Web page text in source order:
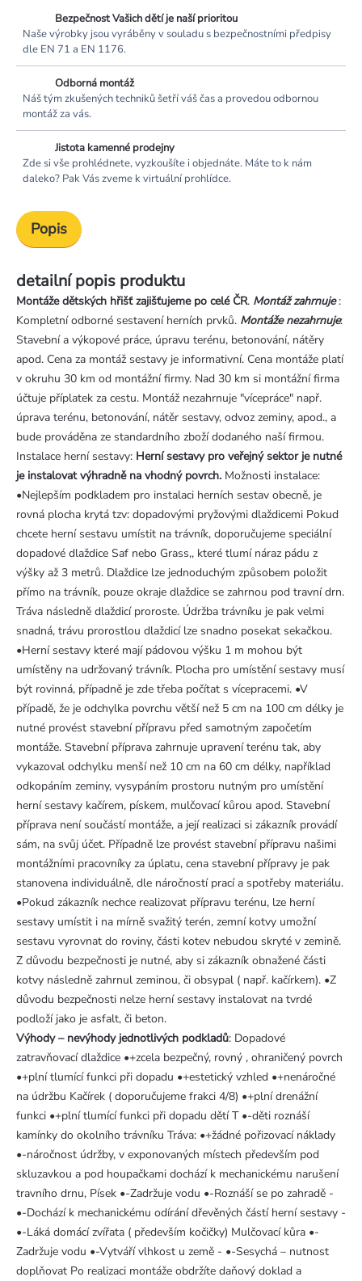
Bezpečnost Vašich dětí je naší prioritou
Naše výrobky jsou vyráběny v souladu s bezpečnostními předpisy
dle EN 71 a EN 1176.
Odborná montáž
Náš tým zkušených techniků šetří váš čas a provedou odbornou
montáž za vás.
Jistota kamenné prodejny
Zde si vše prohlédnete, vyzkoušíte i objednáte. Máte to k nám
daleko? Pak Vás zveme k virtuální prohlídce.
Popis
detailní popis produktu
Montáže dětských hřišť zajišťujeme po celé ČR. Montáž zahrnuje:
Kompletní odborné sestavení herních prvků. Montáže nezahrnuje:
Stavební a výkopové práce, úpravu terénu, betonování, nátěry
apod. Cena za montáž sestavy je informativní. Cena montáže platí
v okruhu 30 km od montážní firmy. Nad 30 km si montážní firma
účtuje příplatek za cestu. Montáž nezahrnuje "vícepráce" např.
úprava terénu, betonování, nátěr sestavy, odvoz zeminy, apod., a
bude prováděna ze standardního zboží dodaného naší firmou.
Instalace herní sestavy: Herní sestavy pro veřejný sektor je nutné
je instalovat výhradně na vhodný povrch. Možnosti instalace:
•Nejlepším podkladem pro instalaci herních sestav obecně, je
rovná plocha krytá tzv: dopadovými pryžovými dlaždicemi Pokud
chcete herní sestavu umístit na trávník, doporučujeme speciální
dopadové dlaždice Saf nebo Grass,, které tlumí náraz pádu z
výšky až 3 metrů. Dlaždice lze jednoduchým způsobem položit
přímo na trávník, pouze okraje dlaždice se zahrnou pod travní drn.
Tráva následně dlaždicí proroste. Údržba trávníku je pak velmi
snadná, trávu prorostlou dlaždicí lze snadno posekat sekačkou.
•Herní sestavy které mají pádovou výšku 1 m mohou být
umístěny na udržovaný trávník. Plocha pro umístění sestavy musí
být rovinná, případně je zde třeba počítat s vícepracemi. •V
případě, že je odchylka povrchu větší než 5 cm na 100 cm délky je
nutné provést stavební přípravu před samotným započetím
montáže. Stavební příprava zahrnuje upravení terénu tak, aby
vykazoval odchylku menší než 10 cm na 60 cm délky, například
odkopáním zeminy, vysypáním prostoru nutným pro umístění
herní sestavy kačírem, pískem, mulčovací kůrou apod. Stavební
příprava není součástí montáže, a její realizaci si zákazník provádí
sám, na svůj účet. Případně lze provést stavební přípravu našimi
montážními pracovníky za úplatu, cena stavební přípravy je pak
stanovena individuálně, dle náročností prací a spotřeby materiálu.
•Pokud zákazník nechce realizovat přípravu terénu, lze herní
sestavy umístit i na mírně svažitý terén, zemní kotvy umožní
sestavu vyrovnat do roviny, části kotev nebudou skryté v zemině.
Z důvodu bezpečnosti je nutné, aby si zákazník obnažené části
kotvy následně zahrnul zeminou, či obsypal ( např. kačírkem). •Z
důvodu bezpečnosti nelze herní sestavy instalovat na tvrdé
podloží jako je asfalt, či beton.
Výhody – nevýhody jednotlivých podkladů: Dopadové
zatravňovací dlaždice •+zcela bezpečný, rovný , ohraničený povrch
•+plní tlumící funkci při dopadu •+estetický vzhled •+nenáročné
na údržbu Kačírek ( doporučujeme frakci 4/8) •+plní drenážní
funkci •+plní tlumící funkci při dopadu dětí T •-děti roznáší
kamínky do okolního trávníku Tráva: •+žádné pořizovací náklady
•-náročnost údržby, v exponovaných místech především pod
skluzavkou a pod houpačkami dochází k mechanickému narušení
travního drnu, Písek •-Zadržuje vodu •-Roznáší se po zahradě -
•-Dochází k mechanickému odírání dřevěných částí herní sestavy -
•-Láká domácí zvířata ( především kočičky) Mulčovací kůra •-
Zadržuje vodu •-Vytváří vlhkost u země - •-Sesychá – nutnost
doplňovat Po realizaci montáže obdržíte daňový doklad a